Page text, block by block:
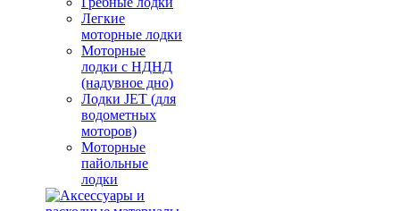
Легкие
моторные лодки
Моторные
лодки с НДНД
(надувное дно)
Лодки JET (для
водометных
моторов)
Моторные
пайольные
лодки